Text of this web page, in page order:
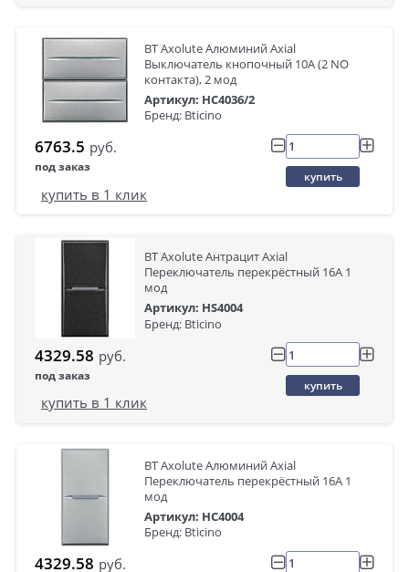
BT Axolute Алюминий Axial
Выключатель кнопочный 10А (2 NO
контакта), 2 мод
Артикул: HC4036/2
Бренд: Bticino
6763.5 руб.
под заказ
купить
купить в 1 клик
BT Axolute Антрацит Axial
Переключатель перекрёстный 16А 1
мод
Артикул: HS4004
Бренд: Bticino
4329.58 руб.
под заказ
купить
купить в 1 клик
BT Axolute Алюминий Axial
Переключатель перекрёстный 16А 1
мод
Артикул: HC4004
Бренд: Bticino
4329.58 руб.